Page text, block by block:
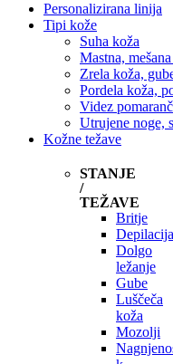
Personalizirana linija
Tipi kože
Suha koža
Mastna,
Zrela koža,
Pordela koža,
Videz
Utrujene noge,
Kožne težave
STANJE
/
TEŽAVE
Britje
Depilacija
Dolgo
ležanje
Gube
Luščeča
koža
Mozolji